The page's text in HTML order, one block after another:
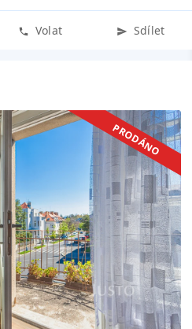
Volat Sdílet
PRODÁNO